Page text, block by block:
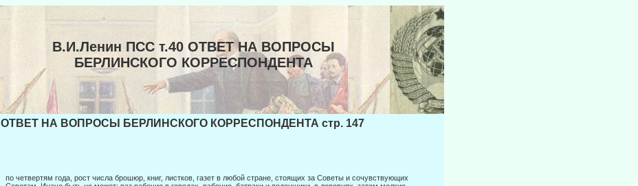
В.И.Ленин ПСС т.40 ОТВЕТ НА ВОПРОСЫ
БЕРЛИНСКОГО КОРРЕСПОНДЕНТА
ОТВЕТ НА ВОПРОСЫ БЕРЛИНСКОГО КОРРЕСПОНДЕНТА стр. 147
по четвертям года, рост числа брошюр, книг, листков, газет в любой стране, стоящих за Советы и сочувствующих